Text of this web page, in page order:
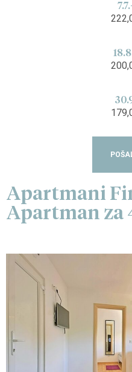
Apartmani
Apartman za